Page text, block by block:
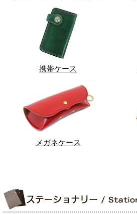
携帯ケース
メガネケース